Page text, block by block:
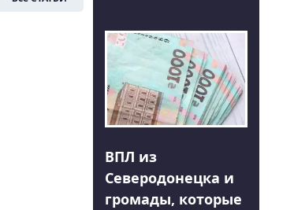
ВПЛ из
Северодонецка и
громады, которые